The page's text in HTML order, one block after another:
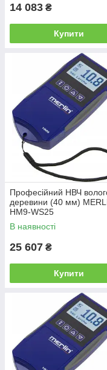
14 083 ₴
Купити
Професійний НВЧ
деревини (40 мм)
HM9-WS25
В наявності
25 607 ₴
Купити